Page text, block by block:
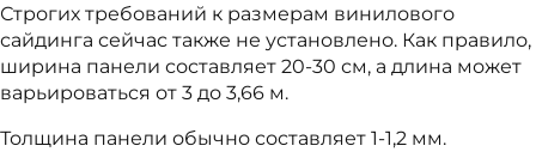
Строгих требований к размерам винилового
сайдинга сейчас также не установлено. Как правило,
ширина панели составляет 20-30 см, а длина может
варьироваться от 3 до 3,66 м.
Толщина панели обычно составляет 1-1,2 мм.